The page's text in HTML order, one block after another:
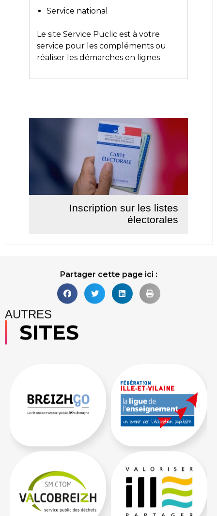
Service national
Le site Service Puclic est à votre
service pour les compléments ou
réaliser les démarches en lignes
Inscription sur les listes
électorales
Partager cette page ici :
AUTRES
SITES